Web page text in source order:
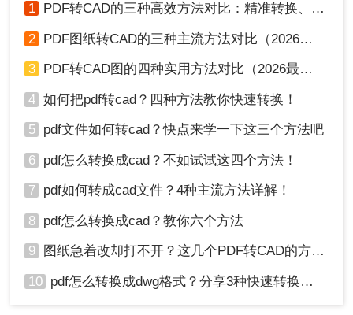
看完以上怎么将pdf转换成cad步骤，你现在知道怎
么转换了吧，是不是很简单呢~没错，就是这么的简
1 PDF转CAD的三种高效方法对比：精准转换、可编辑、保图层！
2 PDF图纸转CAD的三种主流方法对比（2026实用版）：选对工具效率翻倍！
3 PDF转CAD图的四种实用方法对比（2026最新版）：按需选择，效率至上！
4 如何把pdf转cad？四种方法教你快速转换！
5 pdf文件如何转cad？快点来学一下这三个方法吧
6 pdf怎么转换成cad？不如试试这四个方法！
7 pdf如何转成cad文件？4种主流方法详解！
8 pdf怎么转换成cad？教你六个方法
9 图纸急着改却打不开？这几个PDF转CAD的方法真管用！
10 pdf怎么转换成dwg格式？分享3种快速转换方法！